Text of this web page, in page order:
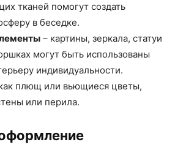
тканей помогут создать
в беседке.
– картины, зеркала, статуи
могут быть использованы
индивидуальности.
плющ или вьющиеся цветы,
или перила.